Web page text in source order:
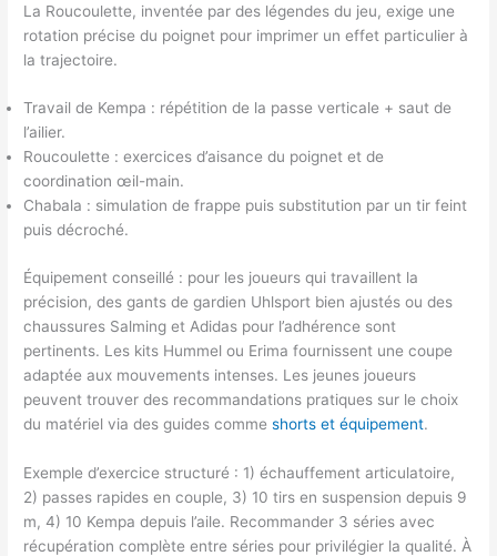
La Roucoulette, inventée par des légendes du jeu, exige une
rotation précise du poignet pour imprimer un effet particulier à
la trajectoire.
Travail de Kempa : répétition de la passe verticale + saut de
l’ailier.
Roucoulette : exercices d’aisance du poignet et de
coordination œil-main.
Chabala : simulation de frappe puis substitution par un tir feint
puis décroché.
Équipement conseillé : pour les joueurs qui travaillent la
précision, des gants de gardien Uhlsport bien ajustés ou des
chaussures Salming et Adidas pour l’adhérence sont
pertinents. Les kits Hummel ou Erima fournissent une coupe
adaptée aux mouvements intenses. Les jeunes joueurs
peuvent trouver des recommandations pratiques sur le choix
du matériel via des guides commeshorts et équipement.
Exemple d’exercice structuré : 1) échauffement articulatoire,
2) passes rapides en couple, 3) 10 tirs en suspension depuis 9
m, 4) 10 Kempa depuis l’aile. Recommander 3 séries avec
récupération complète entre séries pour privilégier la qualité. À